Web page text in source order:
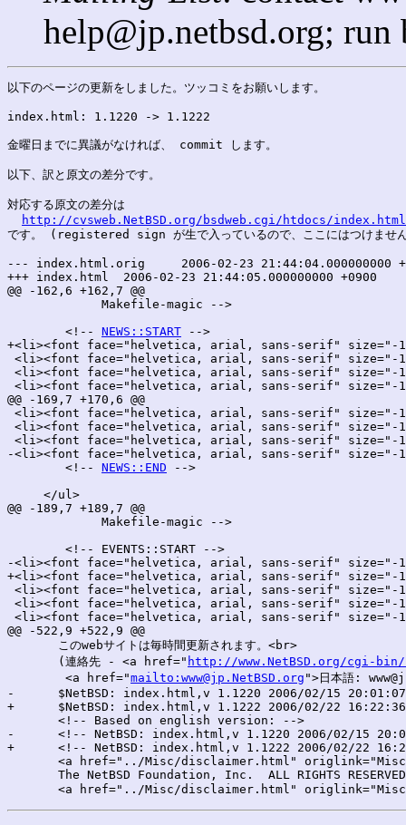
help@jp.netbsd.org;
以下のページの更新をしました。ツッコミをお願いします。
index.html: 1.1220 -> 1.1222
金曜日までに異議がなければ、 commit します。
以下、訳と原文の差分です。
対応する原文の差分は
http://cvsweb.NetBSD.org/bsdweb.cgi/htdocs/
です。 (registered sign が生で入っているので、ここにはつけませ
--- index.html.orig	2006-02-23 21:44:04.000000000 +0900
+++ index.html	2006-02-23 21:44:05.000000000 +0900
@@ -162,6 +162,7 @@
<!-- NEWS::START -->
+<li><font face="helvetica, arial, sans-serif" size="-
<li><font face="helvetica, arial, sans-serif" size="-
<li><font face="helvetica, arial, sans-serif" size="-
<li><font face="helvetica, arial, sans-serif" size="-
@@ -169,7 +170,6 @@
<li><font face="helvetica, arial, sans-serif" size="-
<li><font face="helvetica, arial, sans-serif" size="-
<li><font face="helvetica, arial, sans-serif" size="-
-<li><font face="helvetica, arial, sans-serif" size="-
<!-- NEWS::END -->
     </ul>
@@ -189,7 +189,7 @@
-<li><font face="helvetica, arial, sans-serif" size="-
+<li><font face="helvetica, arial, sans-serif" size="-
<li><font face="helvetica, arial, sans-serif" size="-
<li><font face="helvetica, arial, sans-serif" size="-
<li><font face="helvetica, arial, sans-serif" size="-
@@ -522,9 +522,9 @@
       このwebサイトは毎時間更新されます。<br>
       (連絡先 - <a href="
http://www.NetBSD.org/cgi-
        <a href="
mailto:www@jp.NetBSD.org ">日本語:
-      $NetBSD: index.html,v 1.1220 2006/02/15
+      $NetBSD: index.html,v 1.1222 2006/02/22 16:22:36
       <!-- Based on english version: -->
-      <!-- NetBSD: index.html,v 1.1220 2006/02/15
+      <!-- NetBSD: index.html,v 1.1222 2006/02/22
<a href="../Misc/disclaimer.html"
The NetBSD Foundation, Inc.  ALL RIGHTS